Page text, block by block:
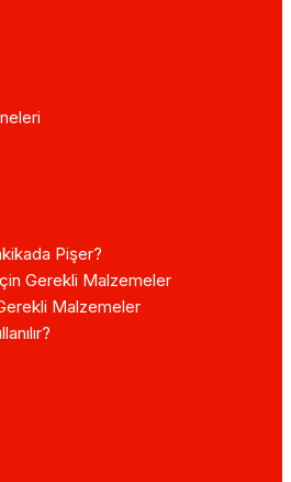
Pişer?
Gerekli Malzemeler
Malzemeler